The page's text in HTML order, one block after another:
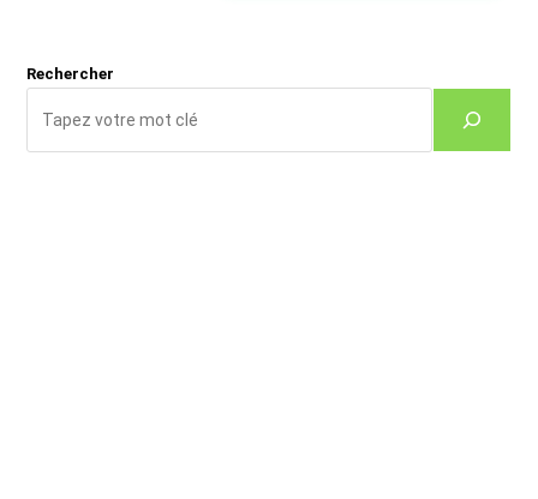
Rechercher